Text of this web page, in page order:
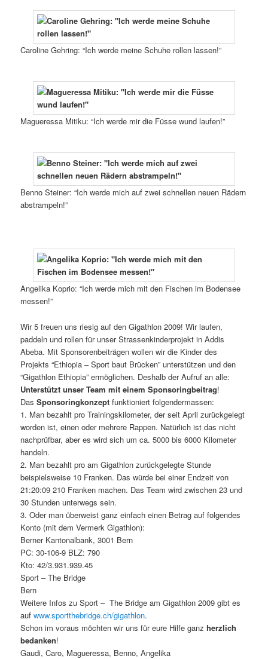
Caroline Gehring: “Ich werde meine Schuhe rollen lassen!”
Magueressa Mitiku: “Ich werde mir die Füsse wund laufen!”
Benno Steiner: “Ich werde mich auf zwei schnellen neuen Rädern
abstrampeln!”
Angelika Koprio: “Ich werde mich mit den Fischen im Bodensee
messen!”
Wir 5 freuen uns riesig auf den Gigathlon 2009! Wir laufen,
paddeln und rollen für unser Strassenkinderprojekt in Addis
Abeba. Mit Sponsorenbeiträgen wollen wir die Kinder des
Projekts “Ethiopia – Sport baut Brücken” unterstützen und den
“Gigathlon Ethiopia” ermöglichen. Deshalb der Aufruf an alle:
Unterstützt unser Team mit einem Sponsoringbeitrag!
DasSponsoringkonzept funktioniert folgendermassen:
1. Man bezahlt pro Trainingskilometer, der seit April zurückgelegt
worden ist, einen oder mehrere Rappen. Natürlich ist das nicht
nachprüfbar, aber es wird sich um ca. 5000 bis 6000 Kilometer
handeln.
2. Man bezahlt pro am Gigathlon zurückgelegte Stunde
beispielsweise 10 Franken. Das würde bei einer Endzeit von
21:20:09 210 Franken machen. Das Team wird zwischen 23 und
30 Stunden unterwegs sein.
3. Oder man überweist ganz einfach einen Betrag auf folgendes
Konto (mit dem Vermerk Gigathlon):
Berner Kantonalbank, 3001 Bern
PC: 30-106-9 BLZ: 790
Kto: 42/3.931.939.45
Sport – The Bridge
Bern
Weitere Infos zu Sport – The Bridge am Gigathlon 2009 gibt es
aufwww.sportthebridge.ch/gigathlon.
Schon im voraus möchten wir uns für eure Hilfe ganzherzlich
bedanken!
Gaudi, Caro, Magueressa, Benno, Angelika